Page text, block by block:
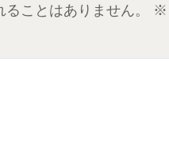
ことはありません。 ※